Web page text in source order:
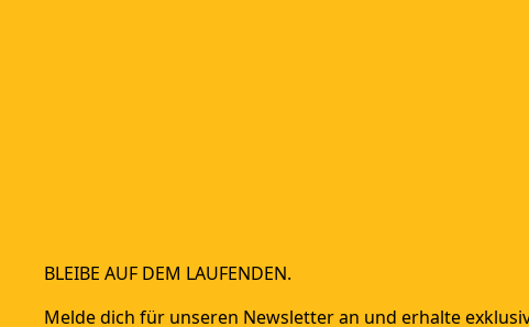
BLEIBE AUF DEM LAUFENDEN.
Melde dich für unseren Newsletter an und erhalte